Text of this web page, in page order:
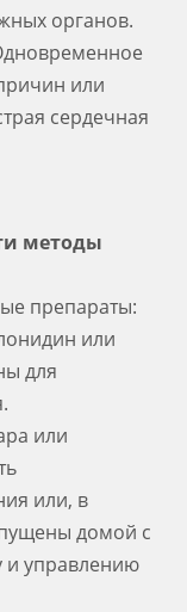
органов.
или
сердечная
методы
препараты:
или
для
или
или, в
домой с
и управлению